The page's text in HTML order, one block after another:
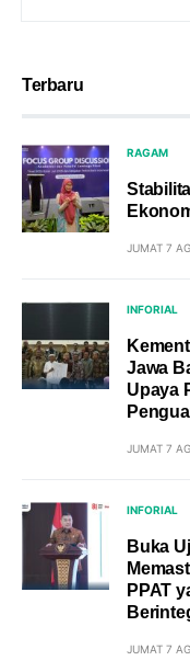
Terbaru
RAGAM
JUMAT 7
INFORIAL
Jawa
Upaya
JUMAT 7
INFORIAL
Buka
PPAT
JUMAT 7